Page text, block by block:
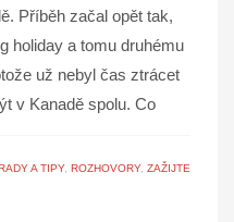
Příběh začal opět tak,
holiday a tomu druhému
už nebyl čas ztrácet
v Kanadě spolu. Co
A TIPY, ROZHOVORY, ZAŽIJTE